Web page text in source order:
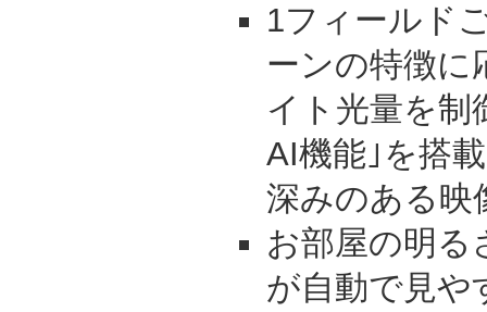
1フィールド
ーンの特徴に
イト光量を制
AI機能｣を搭
深みのある映
お部屋の明る
が自動で見や